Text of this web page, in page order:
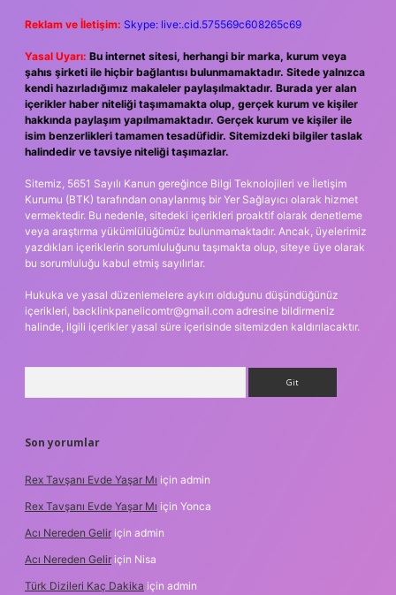
Reklam ve İletişim: Skype: live:.cid.575569c608265c69
Yasal Uyarı: Bu internet sitesi, herhangi bir marka, kurum veya
şahıs şirketi ile hiçbir bağlantısı bulunmamaktadır. Sitede yalnızca
kendi hazırladığımız makaleler paylaşılmaktadır. Burada yer alan
içerikler haber niteliği taşımamakta olup, gerçek kurum ve kişiler
hakkında paylaşım yapılmamaktadır. Gerçek kurum ve kişiler ile
isim benzerlikleri tamamen tesadüfidir. Sitemizdeki bilgiler taslak
halindedir ve tavsiye niteliği taşımazlar.
Sitemiz, 5651 Sayılı Kanun gereğince Bilgi Teknolojileri ve İletişim
Kurumu (BTK) tarafından onaylanmış bir Yer Sağlayıcı olarak hizmet
vermektedir. Bu nedenle, sitedeki içerikleri proaktif olarak denetleme
veya araştırma yükümlülüğümüz bulunmamaktadır. Ancak, üyelerimiz
yazdıkları içeriklerin sorumluluğunu taşımakta olup, siteye üye olarak
bu sorumluluğu kabul etmiş sayılırlar.
Hukuka ve yasal düzenlemelere aykırı olduğunu düşündüğünüz
içerikleri, backlinkpanelicomtr@gmail.com adresine bildirmeniz
halinde, ilgili içerikler yasal süre içerisinde sitemizden kaldırılacaktır.
Son yorumlar
Rex Tavşanı Evde Yaşar Mı için admin
Rex Tavşanı Evde Yaşar Mı için Yonca
Acı Nereden Gelir için admin
Acı Nereden Gelir için Nisa
Türk Dizileri Kaç Dakika için admin